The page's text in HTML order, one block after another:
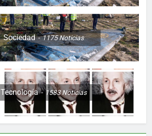
Sociedad 1175Noticias
Tecnología 1583Noticias